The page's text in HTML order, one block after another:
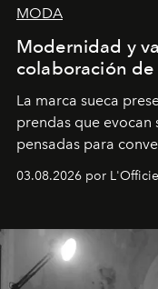
MODA
Modernidad y
colaboración de
La marca sueca
prendas que evocan
pensadas para
Disponible en Chile
03.08.2026 por